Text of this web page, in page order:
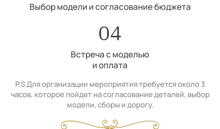
Выбор модели и согласование бюджета
04
Встреча с моделью
и оплата
P.S Для организации мероприятия требуется около 3
часов, которое пойдет на согласование деталей, выбор
модели, сборы и дорогу.